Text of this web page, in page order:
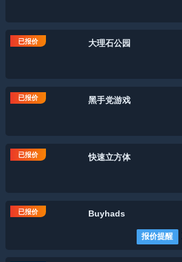
已报价 大理石公园
已报价 黑手党游戏
已报价 快速立方体
已报价 Buyhads
报价提醒